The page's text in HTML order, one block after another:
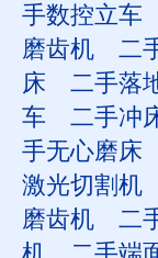
手数控立车
磨齿机
二
床
二手落
车
二手冲
手无心磨床
激光切割机
磨齿机
二